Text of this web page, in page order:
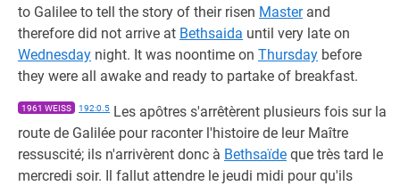
to Galilee to tell the story of their risen Masterand
therefore did not arrive at Bethsaida until very late on
Wednesday night. It was noontime on Thursday before
they were all awake and ready to partake of breakfast.
1961 WEISS 192:0.5 Les apôtres s'arrêtèrent plusieurs fois sur la
route de Galilée pour raconter l'histoire de leur Maître
ressuscité; ils n'arrivèrent donc à Bethsaïde que très tard le
mercredi soir. Il fallut attendre le jeudi midi pour qu'ils